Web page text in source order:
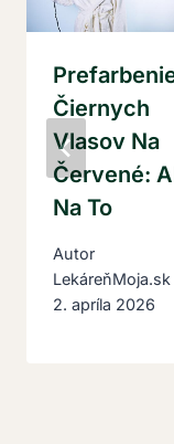
Čiernych
Vlasov Na
Červené:
Na To
Autor
LekáreňMoja.sk
2. apríla 2026